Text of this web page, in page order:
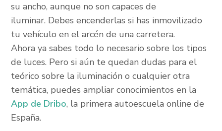
su ancho, aunque no son capaces de
iluminar. Debes encenderlas si has inmovilizado
tu vehículo en el arcén de una carretera.
Ahora ya sabes todo lo necesario sobre los tipos
de luces. Pero si aún te quedan dudas para el
teórico sobre la iluminación o cualquier otra
temática, puedes ampliar conocimientos en la
App de Dribo, la primera autoescuela online de
España.